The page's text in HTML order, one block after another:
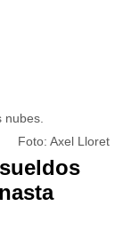
Foto: Axel Lloret